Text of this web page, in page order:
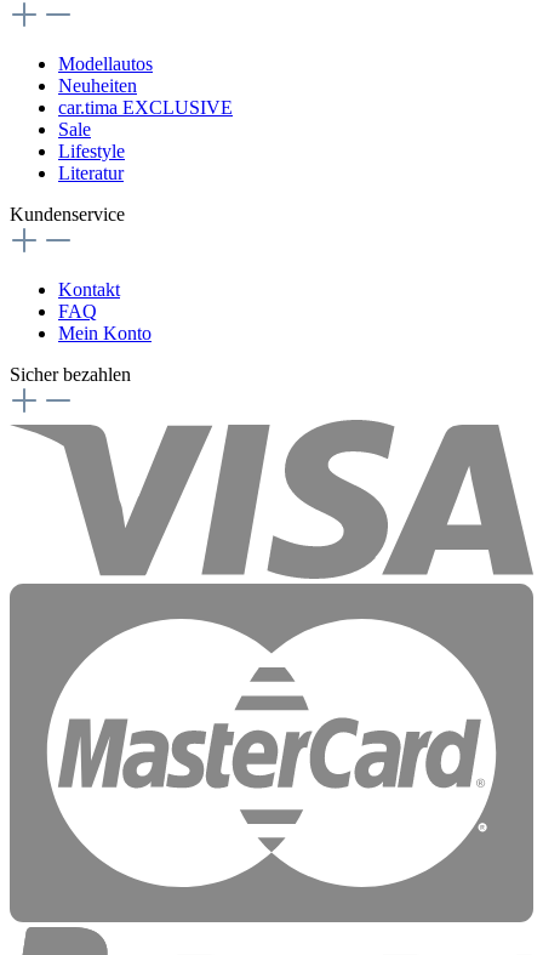
Modellautos
Neuheiten
car.tima EXCLUSIVE
Sale
Lifestyle
Literatur
Kundenservice
Kontakt
FAQ
Mein Konto
Sicher bezahlen